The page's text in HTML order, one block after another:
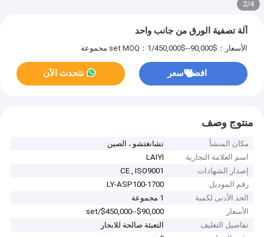
2/4
آلة تصفية الورق من جانب واحد
الأسعار：$90,000--$450,000/set MOQ：1 مجموعة
افضل سعر نتحدث الآن
منتوج وصف
مكان المنشأ
تشانغتشو ، الصين
اسم العلامة التجارية
LAIYI
إصدار الشهادات
CE , ISO9001
رقم الموديل
LY-ASP100-1700
الحد الأدنى لكمية
1 مجموعة
الأسعار
$90,000--$450,000/set
تفاصيل التغليف
التعبئة صالحة للابحار